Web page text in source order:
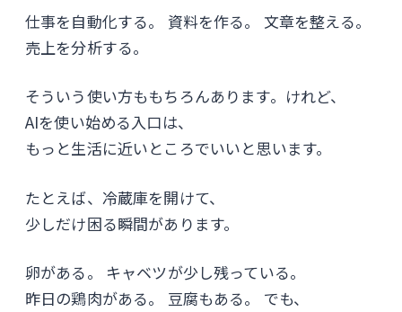
仕事を自動化する。 資料を作る。 文章を整える。
売上を分析する。
そういう使い方ももちろんあります。けれど、
AIを使い始める入口は、
もっと生活に近いところでいいと思います。
たとえば、冷蔵庫を開けて、
少しだけ困る瞬間があります。
卵がある。 キャベツが少し残っている。
昨日の鶏肉がある。 豆腐もある。 でも、